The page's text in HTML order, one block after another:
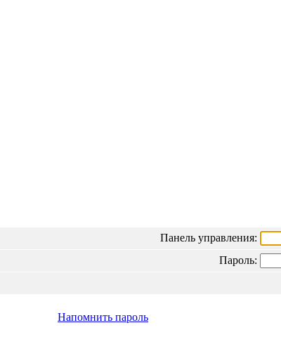
Панель управления:
Пароль:
Напомнить пароль